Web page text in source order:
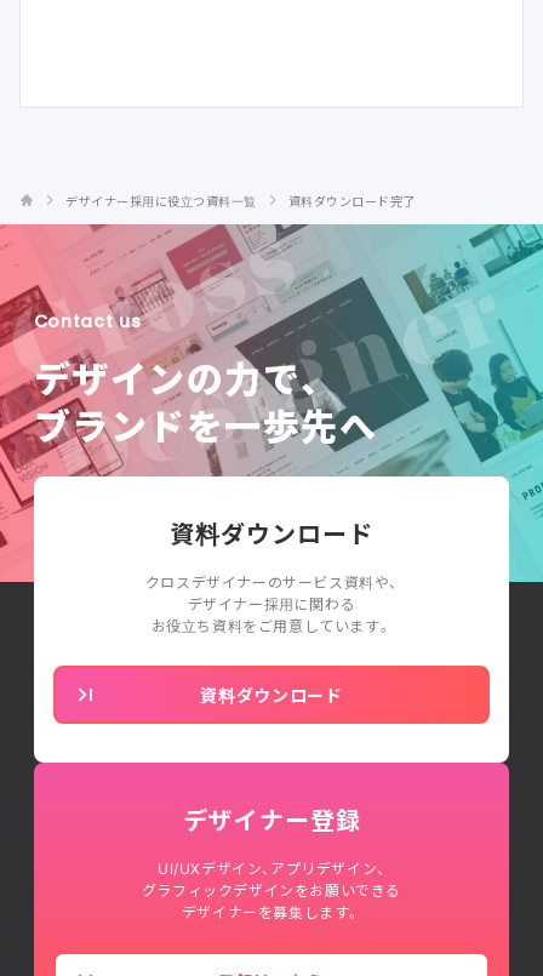
デザイナー採用に役立つ資料一覧 資料ダウンロード完了
Contact us
デザインの力で、
ブランドを一歩先へ
資料ダウンロード
クロスデザイナーのサービス資料や、
デザイナー採用に関わる
お役立ち資料をご用意しています。
資料ダウンロード
デザイナー登録
UI/UXデザイン、アプリデザイン、
グラフィックデザインをお願いできる
デザイナーを募集します。